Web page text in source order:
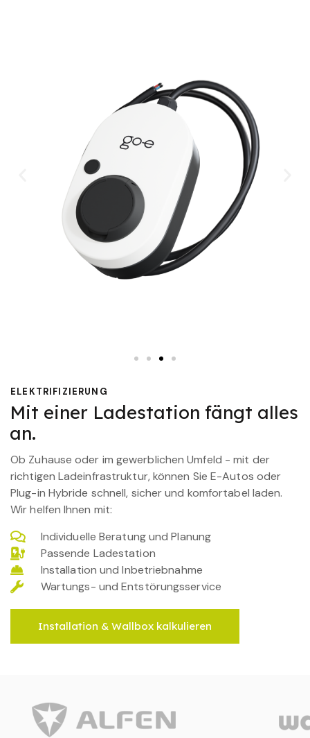
ELEKTRIFIZIERUNG
Mit einer Ladestation fängt alles
an.
Ob Zuhause oder im gewerblichen Umfeld - mit der
richtigen Ladeinfrastruktur, können Sie E-Autos oder
Plug-in Hybride schnell, sicher und komfortabel laden.
Wir helfen Ihnen mit:
Individuelle Beratung und Planung
Passende Ladestation
Installation und Inbetriebnahme
Wartungs- und Entstörungsservice
Installation & Wallbox kalkulieren